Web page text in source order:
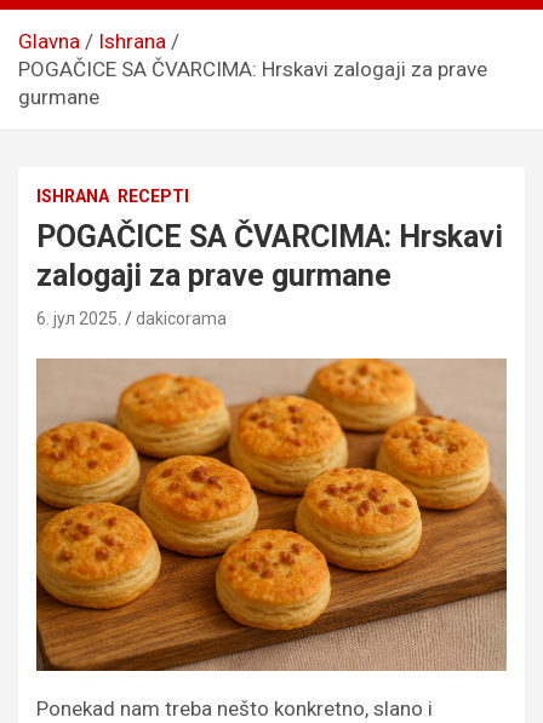
Glavna
Ishrana
POGAČICE SA ČVARCIMA: Hrskavi zalogaji za prave
gurmane
ISHRANA RECEPTI
POGAČICE SA ČVARCIMA: Hrskavi
zalogaji za prave gurmane
6. јул 2025. dakicorama
Ponekad nam treba nešto konkretno, slano i